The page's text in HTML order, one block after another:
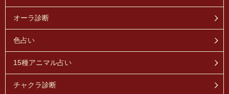
オーラ診断
色占い
15種アニマル占い
チャクラ診断